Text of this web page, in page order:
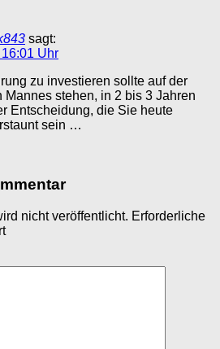
sagt:
Uhr
zu investieren sollte auf der
Mannes stehen, in 2 bis 3 Jahren
Entscheidung, die Sie heute
sein …
nicht veröffentlicht. Erforderliche